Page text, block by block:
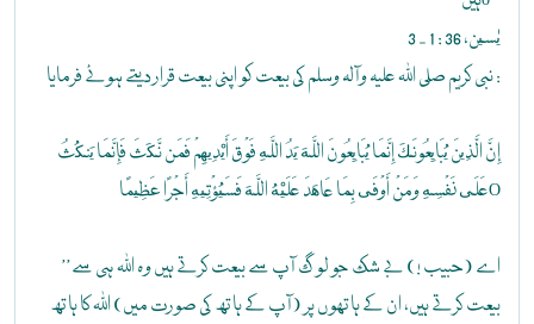
يٰسين، 36 : 1 - 3
نبی کریم صلی اللہ علیہ وآلہ وسلم کی بیعت کو اپنی بیعت قرار دیتے ہوئے فرمایا :
إِنَّ الَّذِينَ يُبَايِعُونَكَ إِنَّمَا يُبَايِعُونَ اللَّهَ يَدُ اللَّهِ فَوْقَ أَيْدِيهِمْ فَمَن نَّكَثَ فَإِنَّمَا يَنكُثُ
عَلَى نَفْسِهِ وَمَنْ أَوْفَى بِمَا عَاهَدَ عَلَيْهُ اللَّهَ فَسَيُؤْتِيهِ أَجْرًا عَظِيمًاO
’’اے (حبیب !) بے شک جو لو گ آپ سے بیعت کرتے ہیں وہ اللہ ہی سے
بیعت کرتے ہیں، ان کے ہاتھوں پر (آپ کے ہاتھ کی صورت میں) اللہ کا ہاتھ